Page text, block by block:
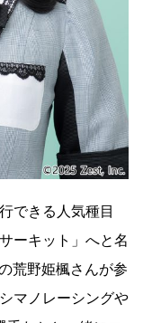
できる人気種目
ーキット」へと名
荒野姫楓さんが参
マノレーシングや